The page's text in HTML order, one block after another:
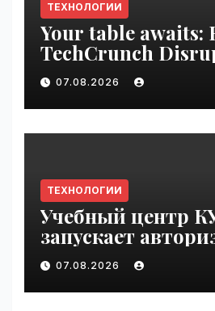
ТЕХНОЛОГИИ
Your table awaits:
TechCrunch
be seen by
VseTime.ru
07.08.2026
ТЕХНОЛОГИИ
Учебный центр
запускает
курс по
Migrate#guest |
07.08.2026